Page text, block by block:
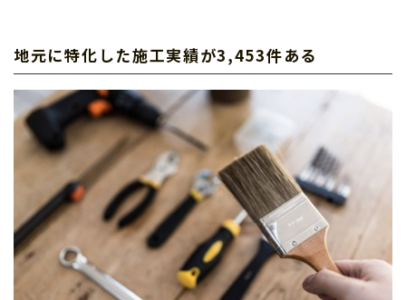
地元に特化した施工実績が3,453件ある